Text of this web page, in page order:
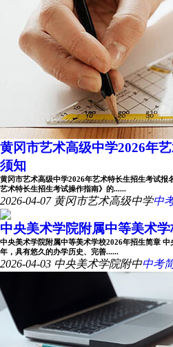
黄冈市艺术高级中学2026年
须知
黄冈市艺术高级中学2026年艺术特长生招生考试报
艺术特长生招生考试操作指南》的......
2026-04-07 黄冈市艺术高级中学中
中央美术学院附属中等美术
中央美术学院附属中等美术学校2026年招生简章
年，具有悠久的办学历史、完善......
2026-04-03 中央美术学院附中中考